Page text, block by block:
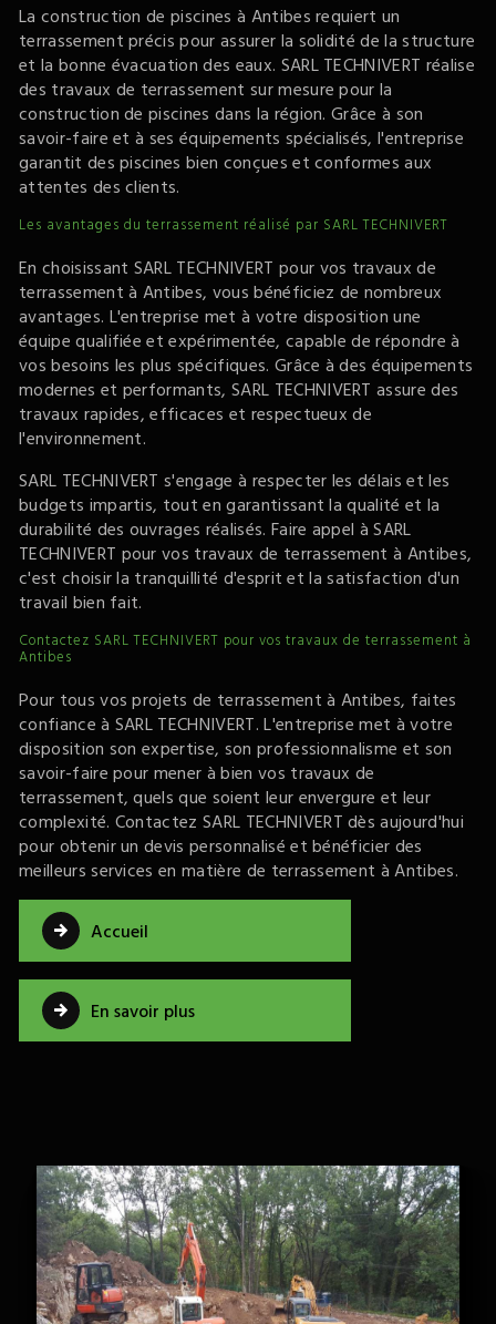
La construction de piscines à Antibes requiert un
terrassement précis pour assurer la solidité de la structure
et la bonne évacuation des eaux. SARL TECHNIVERT réalise
des travaux de terrassement sur mesure pour la
construction de piscines dans la région. Grâce à son
savoir-faire et à ses équipements spécialisés, l'entreprise
garantit des piscines bien conçues et conformes aux
attentes des clients.
Les avantages du terrassement réalisé par SARL TECHNIVERT
En choisissant SARL TECHNIVERT pour vos travaux de
terrassement à Antibes, vous bénéficiez de nombreux
avantages. L'entreprise met à votre disposition une
équipe qualifiée et expérimentée, capable de répondre à
vos besoins les plus spécifiques. Grâce à des équipements
modernes et performants, SARL TECHNIVERT assure des
travaux rapides, efficaces et respectueux de
l'environnement.
SARL TECHNIVERT s'engage à respecter les délais et les
budgets impartis, tout en garantissant la qualité et la
durabilité des ouvrages réalisés. Faire appel à SARL
TECHNIVERT pour vos travaux de terrassement à Antibes,
c'est choisir la tranquillité d'esprit et la satisfaction d'un
travail bien fait.
Contactez SARL TECHNIVERT pour vos travaux de terrassement à
Antibes
Pour tous vos projets de terrassement à Antibes, faites
confiance à SARL TECHNIVERT. L'entreprise met à votre
disposition son expertise, son professionnalisme et son
savoir-faire pour mener à bien vos travaux de
terrassement, quels que soient leur envergure et leur
complexité. Contactez SARL TECHNIVERT dès aujourd'hui
pour obtenir un devis personnalisé et bénéficier des
meilleurs services en matière de terrassement à Antibes.
Accueil
En savoir plus